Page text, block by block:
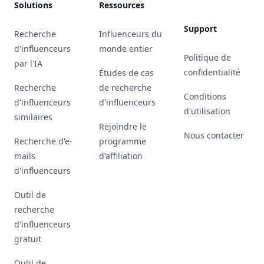
Solutions
Recherche
d'influenceurs
par l'IA
Recherche
d'influenceurs
similaires
Recherche d'e-
mails
d'influenceurs
Outil de
recherche
d'influenceurs
gratuit
Ressources
Influenceurs du
monde entier
Études de cas
de recherche
d'influenceurs
Rejoindre le
programme
d'affiliation
Support
Politique de
confidentialité
Conditions
d'utilisation
Nous contacter